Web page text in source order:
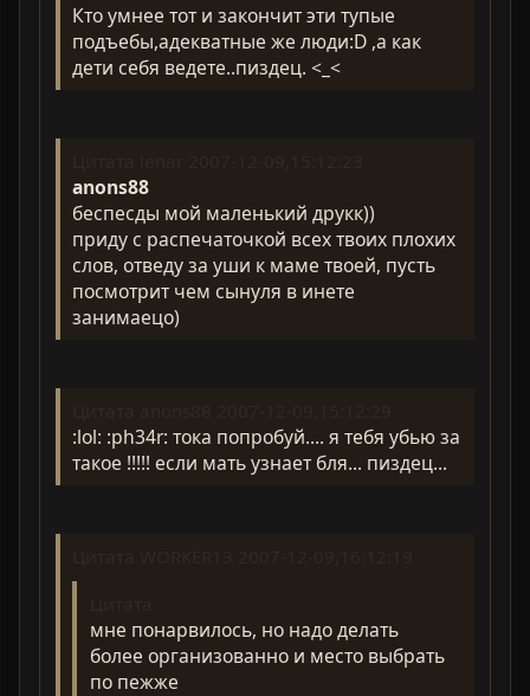
Кто умнее тот и закончит эти тупые
подъебы,адекватные же люди:D ,а как
дети себя ведете..пиздец. <_<
anons88
беспесды мой маленький друкк))
приду с распечаточкой всех твоих плохих
слов, отведу за уши к маме твоей, пусть
посмотрит чем сынуля в инете
занимаецо)
:lol: :ph34r: тока попробуй.... я тебя убью за
такое !!!!! если мать узнает бля... пиздец...
мне понарвилось, но надо делать
более организованно и место выбрать
по пежже